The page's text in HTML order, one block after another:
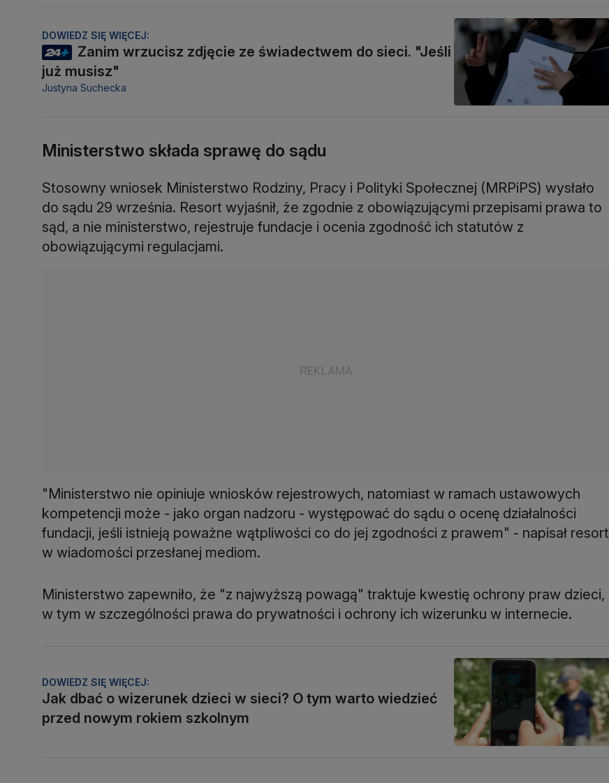
DOWIEDZ SIĘ WIĘCEJ:
Zanim wrzucisz zdjęcie ze świadectwem do sieci. "Jeśli
już musisz"
Justyna Suchecka
Ministerstwo składa sprawę do sądu
Stosowny wniosek Ministerstwo Rodziny, Pracy i Polityki Społecznej (MRPiPS) wysłało
do sądu 29 września. Resort wyjaśnił, że zgodnie z obowiązującymi przepisami prawa to
sąd, a nie ministerstwo, rejestruje fundacje i ocenia zgodność ich statutów z
obowiązującymi regulacjami.
"Ministerstwo nie opiniuje wniosków rejestrowych, natomiast w ramach ustawowych
kompetencji może - jako organ nadzoru - występować do sądu o ocenę działalności
fundacji, jeśli istnieją poważne wątpliwości co do jej zgodności z prawem" - napisał resort
w wiadomości przesłanej mediom.
Ministerstwo zapewniło, że "z najwyższą powagą" traktuje kwestię ochrony praw dzieci,
w tym w szczególności prawa do prywatności i ochrony ich wizerunku w internecie.
DOWIEDZ SIĘ WIĘCEJ:
Jak dbać o wizerunek dzieci w sieci? O tym warto wiedzieć
przed nowym rokiem szkolnym